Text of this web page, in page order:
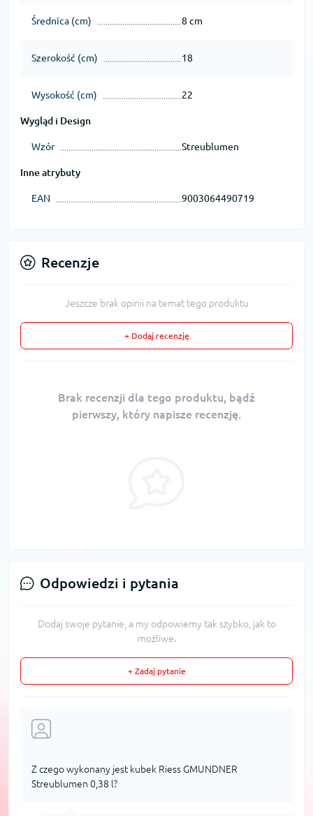
Średnica (cm) 8 cm
Szerokość (cm) 18
Wysokość (cm) 22
Wygląd i Design
Wzór Streublumen
Inne atrybuty
EAN 9003064490719
Recenzje
Jeszcze brak opinii na temat tego produktu
+ Dodaj recenzję
Brak recenzji dla tego produktu, bądź
pierwszy, który napisze recenzję.
Odpowiedzi i pytania
Dodaj swoje pytanie, a my odpowiemy tak szybko, jak to
możliwe.
+ Zadaj pytanie
Z czego wykonany jest kubek Riess GMUNDNER
Streublumen 0,38 l?